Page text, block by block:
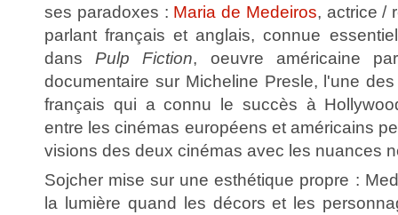
ses paradoxes : Maria de Medeiros, actrice /
parlant français et anglais, connue
dansPulp Fiction, oeuvre américaine
documentaire sur Micheline Presle, l'une
français qui a connu le succès à
entre les cinémas européens et américains
visions des deux cinémas avec les nuances
Sojcher mise sur une esthétique propre :
la lumière quand les décors et les